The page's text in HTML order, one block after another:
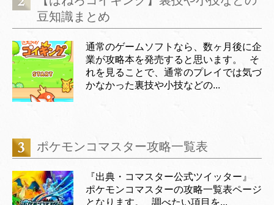
豆知識まとめ
通常のゲームソフトなら、数ヶ月後に企
業が攻略本を発売すると思います。 そ
れを見ることで、通常のプレイでは気づ
かなかった裏技や小技などの...
ポケモンコマスター攻略一覧表
『出典・コマスター公式ツイッター』
ポケモンコマスターの攻略一覧表ページ
となります。 調べたい項目を...